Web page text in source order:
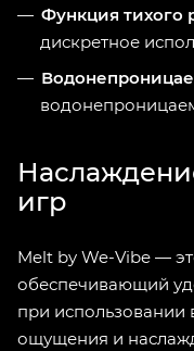
Функция тихого
дискретное
игр
Melt by We-Vibe —
обеспечивающий
при использовании
ощущения и